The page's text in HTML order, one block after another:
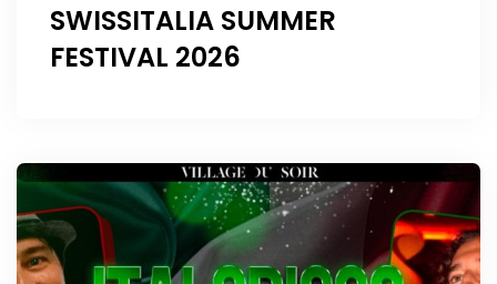
SWISSITALIA SUMMER
FESTIVAL 2026